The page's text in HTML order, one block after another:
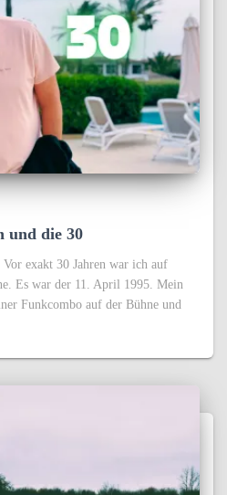
und die 30
exakt 30 Jahren war ich auf
Es war der 11. April 1995. Mein
Funkcombo auf der Bühne und